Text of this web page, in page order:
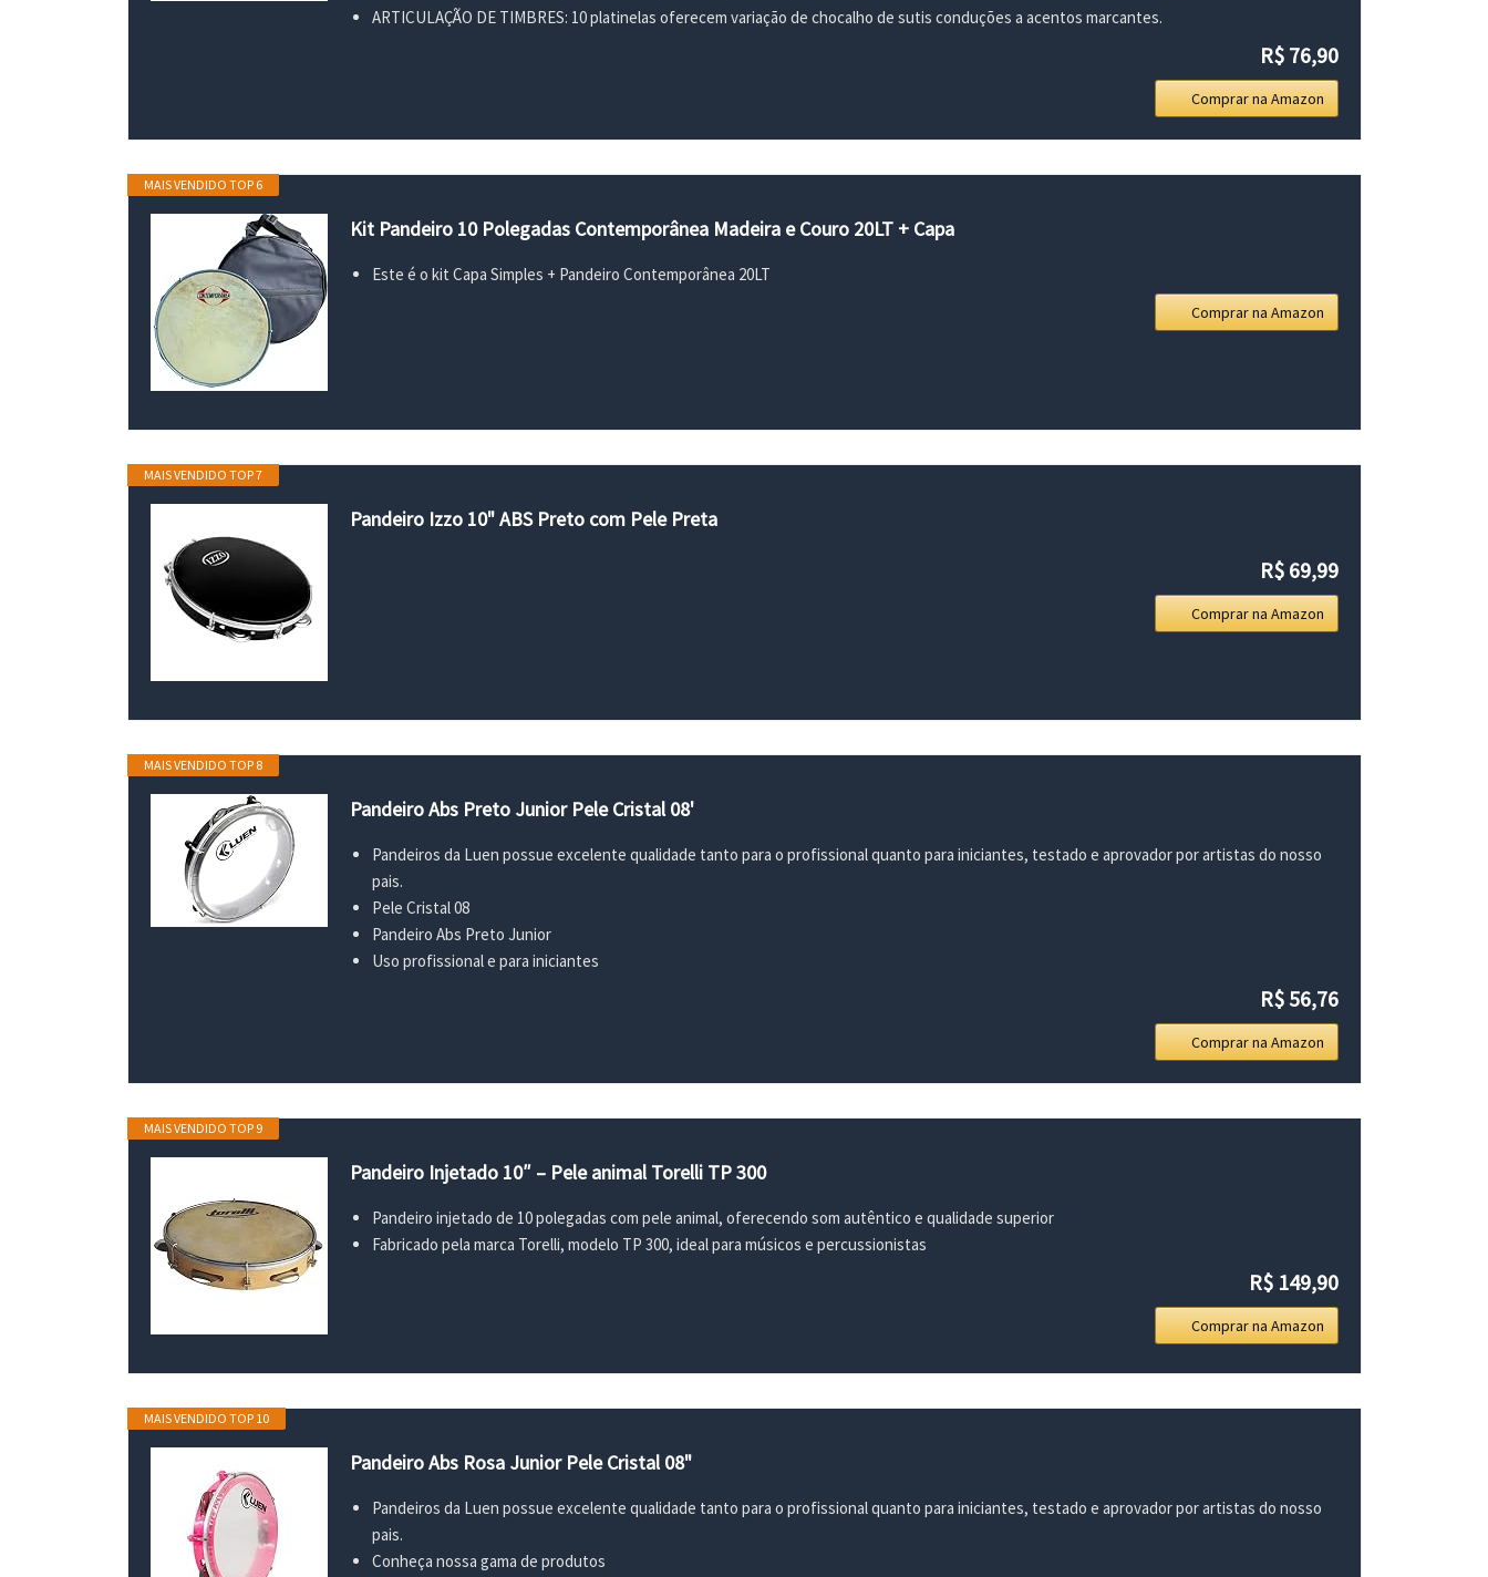
ARTICULAÇÃO DE TIMBRES: 10 platinelas oferecem variação de chocalho de sutis conduções a acentos marcantes.
R$ 76,90
Comprar na Amazon
MAIS VENDIDO TOP 6
Kit Pandeiro 10 Polegadas Contemporânea Madeira e Couro 20LT + Capa
Este é o kit Capa Simples + Pandeiro Contemporânea 20LT
Comprar na Amazon
MAIS VENDIDO TOP 7
Pandeiro Izzo 10" ABS Preto com Pele Preta
R$ 69,99
Comprar na Amazon
MAIS VENDIDO TOP 8
Pandeiro Abs Preto Junior Pele Cristal 08'
Pandeiros da Luen possue excelente qualidade tanto para o profissional quanto para iniciantes, testado e aprovador por artistas do nosso
pais.
Pele Cristal 08
Pandeiro Abs Preto Junior
Uso profissional e para iniciantes
R$ 56,76
Comprar na Amazon
MAIS VENDIDO TOP 9
Pandeiro Injetado 10″ – Pele animal Torelli TP 300
Pandeiro injetado de 10 polegadas com pele animal, oferecendo som autêntico e qualidade superior
Fabricado pela marca Torelli, modelo TP 300, ideal para músicos e percussionistas
R$ 149,90
Comprar na Amazon
MAIS VENDIDO TOP 10
Pandeiro Abs Rosa Junior Pele Cristal 08"
Pandeiros da Luen possue excelente qualidade tanto para o profissional quanto para iniciantes, testado e aprovador por artistas do nosso
pais.
Conheça nossa gama de produtos